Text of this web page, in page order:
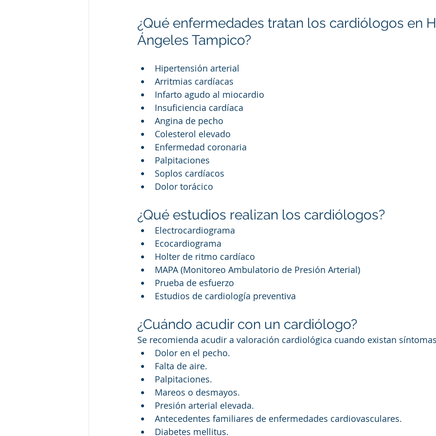
¿Qué enfermedades tratan los cardiólogos en
Ángeles Tampico?
Hipertensión arterial
Arritmias cardíacas
Infarto agudo al miocardio
Insuficiencia cardíaca
Angina de pecho
Colesterol elevado
Enfermedad coronaria
Palpitaciones
Soplos cardíacos
Dolor torácico
¿Qué estudios realizan los cardiólogos?
Electrocardiograma
Ecocardiograma
Holter de ritmo cardíaco
MAPA (Monitoreo Ambulatorio de Presión Arterial)
Prueba de esfuerzo
Estudios de cardiología preventiva
¿Cuándo acudir con un cardiólogo?
Se recomienda acudir a valoración cardiológica cuando existan
Dolor en el pecho.
Falta de aire.
Palpitaciones.
Mareos o desmayos.
Presión arterial elevada.
Antecedentes familiares de enfermedades cardiovasculares.
Diabetes mellitus.